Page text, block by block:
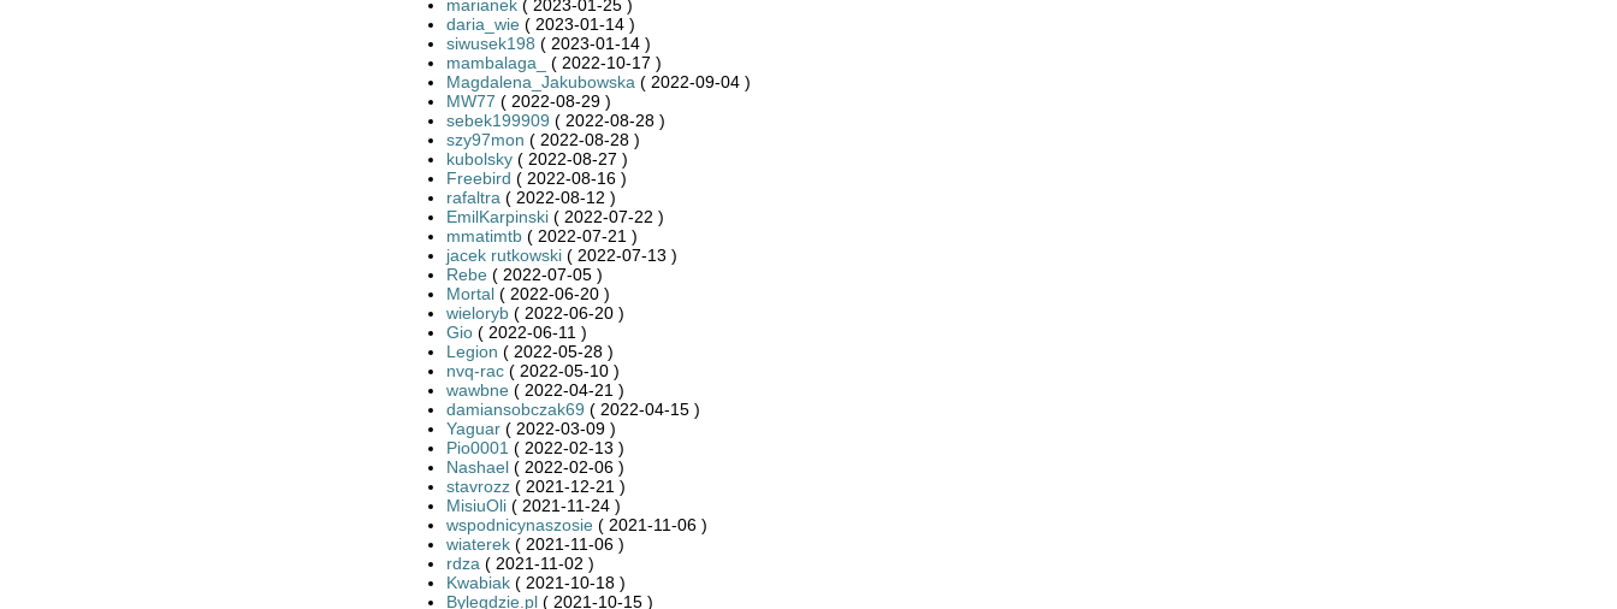
marianek( 2023-01-25 )
daria_wie( 2023-01-14 )
siwusek198 ( 2023-01-14 )
mambalaga_
( 2022-10-17 )
Magdalena_Jakubowska ( 2022-09-04 )
MW77 ( 2022-08-29 )
sebek199909 ( 2022-08-28 )
szy97mon ( 2022-08-28 )
kubolsky( 2022-08-27 )
Freebird ( 2022-08-16 )
rafaltra ( 2022-08-12 )
EmilKarpinski( 2022-07-22 )
mmatimtb( 2022-07-21 )
jacek rutkowski( 2022-07-13 )
Rebe( 2022-07-05 )
Mortal( 2022-06-20 )
wieloryb( 2022-06-20 )
Gio( 2022-06-11 )
Legion ( 2022-05-28 )
nvq-rac( 2022-05-10 )
wawbne( 2022-04-21 )
damiansobczak69 ( 2022-04-15 )
Yaguar( 2022-03-09 )
Pio0001 ( 2022-02-13 )
Nashael( 2022-02-06 )
stavrozz( 2021-12-21 )
MisiuOli( 2021-11-24 )
wspodnicynaszosie( 2021-11-06 )
wiaterek( 2021-11-06 )
rdza ( 2021-11-02 )
Kwabiak( 2021-10-18 )
Bylegdzie.pl( 2021-10-15 )